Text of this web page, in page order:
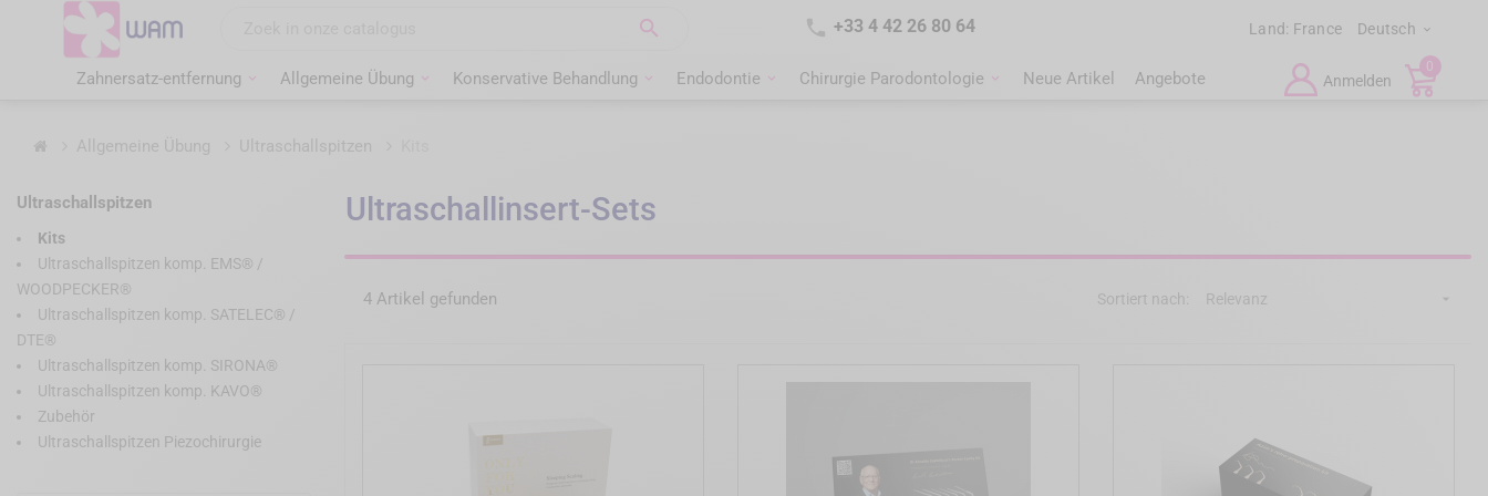
  +33 4 42 26 80 64 Land: France Deutsch 
Zahnersatz-entfernung Allgemeine Übung Konservative Behandlung Endodontie Chirurgie Parodontologie Neue Artikel Angebote Anmelden
0
Startseite
Allgemeine Übung Ultraschallspitzen
Ultraschallspitzen
Kits
Ultraschallspitzen komp. EMS® /
WOODPECKER®
Ultraschallspitzen komp. SATELEC® /
DTE®
Ultraschallspitzen komp. SIRONA®
Ultraschallspitzen komp. KAVO®
Zubehör
Ultraschallspitzen Piezochirurgie
Ultraschallinsert-Sets
4 Artikel gefunden Sortiert nach: Relevanz 